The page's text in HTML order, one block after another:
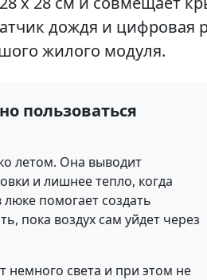
дождя и цифровая
жилого модуля.
пользоваться
летом. Она выводит
и лишнее тепло, когда
помогает создать
пока воздух сам уйдет через
немного света и при этом не